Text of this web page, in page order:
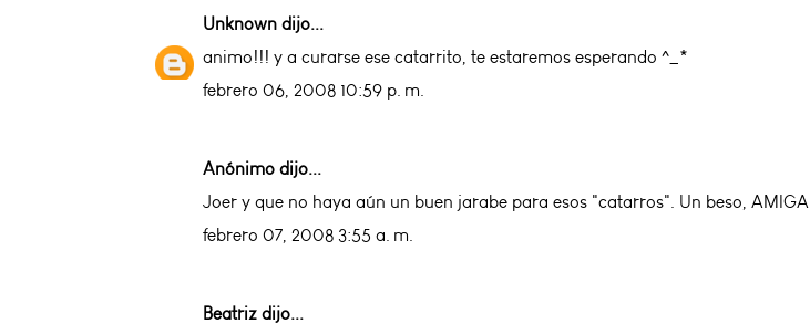
Unknown dijo...
animo!!! y a curarse ese catarrito, te estaremos esperando ^_*
febrero 06, 2008 10:59 p. m.
Anónimo dijo...
Joer y que no haya aún un buen jarabe para esos "catarros". Un beso, AMIGA
febrero 07, 2008 3:55 a. m.
Beatriz dijo...